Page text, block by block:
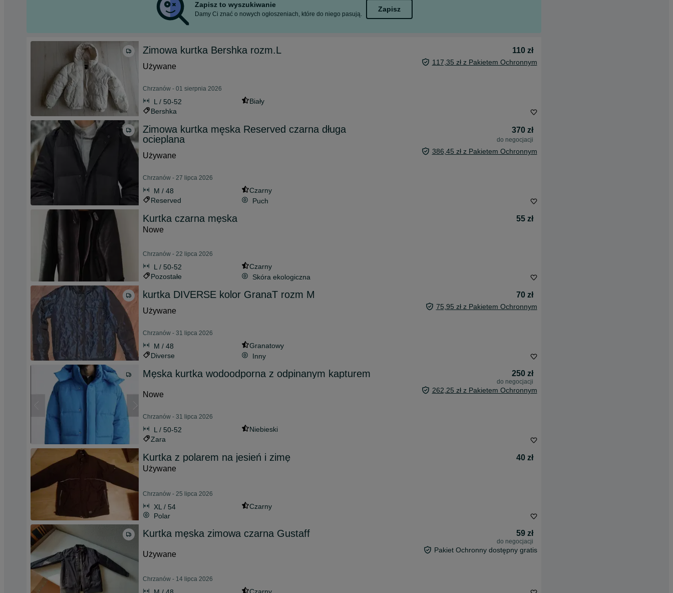
Zapisz to wyszukiwanie
Damy Ci znać o nowych ogłoszeniach, które do niego pasują.
Zapisz
Zimowa kurtka Bershka rozm.L
110 zł
Używane
117,35 zł z Pakietem Ochronnym
Chrzanów - 01 sierpnia 2026
L / 50-52
Biały
Bershka
Zimowa kurtka męska Reserved czarna długa
ocieplana
370 zł
do negocjacji
Używane 386,45 zł z Pakietem Ochronnym
Chrzanów - 27 lipca 2026
M / 48
Czarny
Reserved
Puch
Kurtka czarna męska
55 zł
Nowe
Chrzanów - 22 lipca 2026
L / 50-52
Czarny
Pozostałe
Skóra ekologiczna
kurtka DIVERSE kolor GranaT rozm M
70 zł
Używane
75,95 zł z Pakietem Ochronnym
Chrzanów - 31 lipca 2026
M / 48
Granatowy
Diverse
Inny
Męska kurtka wodoodporna z odpinanym kapturem 250 zł
do negocjacji
Nowe 262,25 zł z Pakietem Ochronnym
Chrzanów - 31 lipca 2026
L / 50-52
Niebieski
Zara
Kurtka z polarem na jesień i zimę
40 zł
Używane
Chrzanów - 25 lipca 2026
XL / 54
Czarny
Polar
Kurtka męska zimowa czarna Gustaff 59 zł
do negocjacji
Używane Pakiet Ochronny dostępny gratis
Chrzanów - 14 lipca 2026